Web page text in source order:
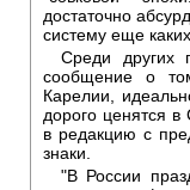
достаточно
систему еще
Среди других
сообщение о
Карелии,
дорого ценятся
в редакцию с
знаки.
"В России